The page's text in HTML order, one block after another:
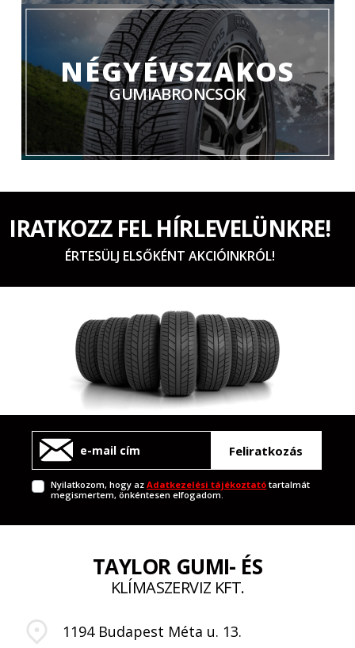
NÉGYÉVSZAKOS
GUMIABRONCSOK
IRATKOZZ FEL HÍRLEVELÜNKRE!
ÉRTESÜLJ ELSŐKÉNT AKCIÓINKRÓL!
Feliratkozás
Nyilatkozom, hogy azAdatkezelési tájékoztató tartalmát
megismertem, önkéntesen elfogadom.
TAYLOR GUMI- ÉS
KLÍMASZERVIZ KFT.
1194 Budapest Méta u. 13.